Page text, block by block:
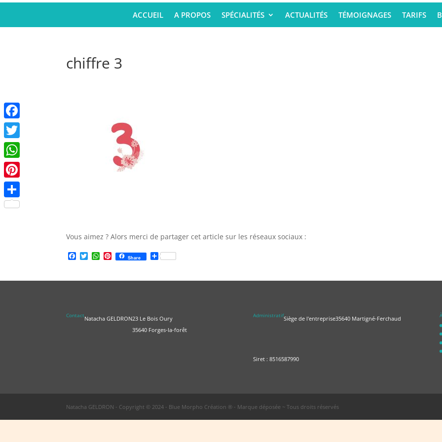
ACCUEIL A PROPOS SPÉCIALITÉS ACTUALITÉS TÉMOIGNAGES TARIFS
chiffre 3
Vous aimez ? Alors merci de partager cet article sur les réseaux sociaux :
Facebook
TwitterWhatsApp
Pinterest
Share Partager
ContactNatacha GELDRON23 Le Bois Oury
35640 Forges-la-forêt
AdministratifSiège de l'entreprise35640 Martigné-Ferchaud
Siret : 8516587990
Natacha GELDRON - Copyright © 2024 - Blue Morpho Création ® - Marque déposée ~ Tous droits réservés
Facebook
Twitter
WhatsApp
Pinterest
Partager